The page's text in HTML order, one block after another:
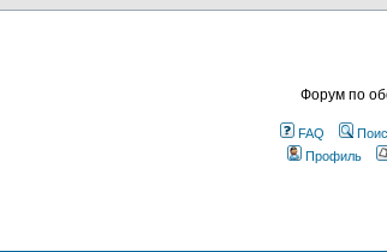
Форум по
FAQ
Профиль